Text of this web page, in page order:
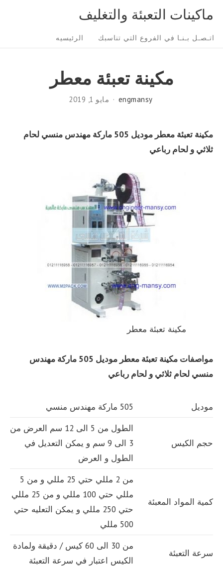
content
ماكينات التعبئة والتغليف
Site
Navigation
اتـصـل بـنـا في الفروع التي تناسبك الرئيسيه
مكينة تعبئة معطر
engmansy مايو 1, 2019
مكينة تعبئة معطر موديل 505 ماركة مهندس منسي لحام
ثلاثي و لحام رباعي
مكينة تعبئة معطر
مواصفات مكينة تعبئة معطر
موديل 505 ماركة مهندس
منسي لحام ثلاثي و لحام رباعي
موديل 505 ماركة مهندس منسي
حجم الكيس
الطول من 5 الى 12 سم العرض من
3 الى 9 سم و يمكن التعديل في
الطول و العرض
كمية المواد المعبئة
من 2 مللي حتي 25 مللي و من 5
مللي حتي 100 مللي و من 25 مللي
حتي 250 مللي و يمكن التعليه حتي
500 مللي
سرعة التعبئة
من 30 الى 60 كيس / دقيقة ولمادة
الكيس اعتبار في سرعة التعبئة